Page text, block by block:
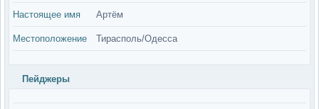
Настоящее имя Артём
Местоположение Тирасполь/Одесса
Пейджеры